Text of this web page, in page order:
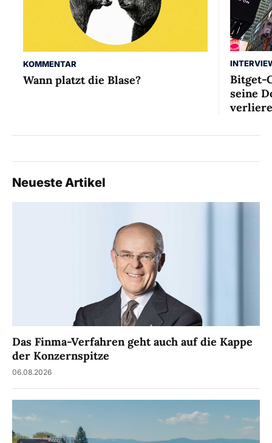
KOMMENTAR
Wann platzt die Blase?
Bitget-
seine
Neueste Artikel
Das Finma-Verfahren geht auch auf die Kappe
der Konzernspitze
06.08.2026